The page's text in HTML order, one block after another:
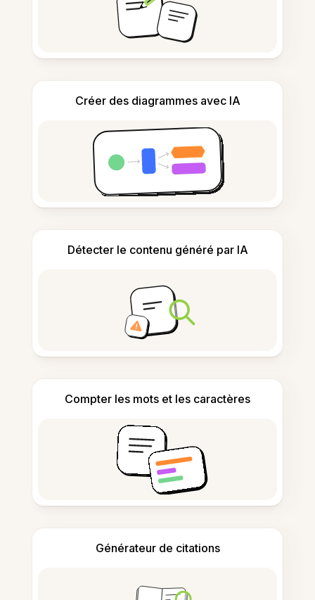
Créer des diagrammes avec IA
Détecter le contenu généré par IA
Compter les mots et les caractères
Générateur de citations